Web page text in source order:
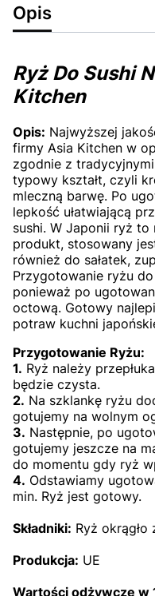
Opis
Ryż Do Sushi
Kitchen
Opis: Najwyższej
firmy Asia Kitchen w
zgodnie z
typowy kształt, czyli
mleczną barwę. Po
lepkość ułatwiającą
sushi. W Japonii ryż
produkt, stosowany
również do sałatek,
Przygotowanie ryżu
ponieważ po
octową. Gotowy
potraw kuchni
Przygotowanie Ryżu:
1. Ryż należy
będzie czysta.
2. Na szklankę ryżu
gotujemy na wolnym
3. Następnie, po
gotujemy jeszcze na
do momentu gdy ryż
4. Odstawiamy
min. Ryż jest gotowy.
Składniki: Ryż okrągło
Produkcja: UE
Wartości odżywcze w